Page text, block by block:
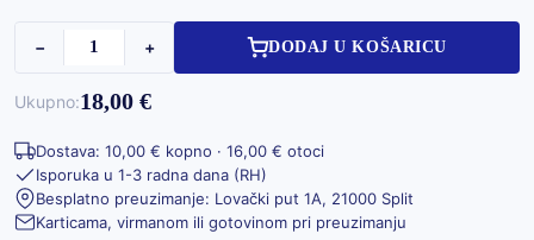
− + DODAJ U KOŠARICU
Ukupno:18,00 €
Dostava: 10,00 € kopno · 16,00 € otoci
Isporuka u 1-3 radna dana (RH)
Besplatno preuzimanje: Lovački put 1A, 21000 Split
Karticama, virmanom ili gotovinom pri preuzimanju